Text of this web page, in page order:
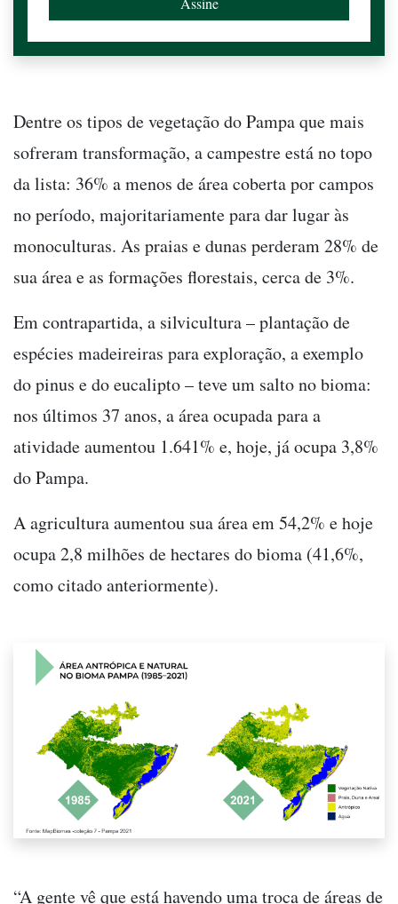
Dentre os tipos de vegetação do Pampa que mais
sofreram transformação, a campestre está no topo
da lista: 36% a menos de área coberta por campos
no período, majoritariamente para dar lugar às
monoculturas. As praias e dunas perderam 28% de
sua área e as formações florestais, cerca de 3%.
Em contrapartida, a silvicultura – plantação de
espécies madeireiras para exploração, a exemplo
do pinus e do eucalipto – teve um salto no bioma:
nos últimos 37 anos, a área ocupada para a
atividade aumentou 1.641% e, hoje, já ocupa 3,8%
do Pampa.
A agricultura aumentou sua área em 54,2% e hoje
ocupa 2,8 milhões de hectares do bioma (41,6%,
como citado anteriormente).
“A gente vê que está havendo uma troca de áreas de